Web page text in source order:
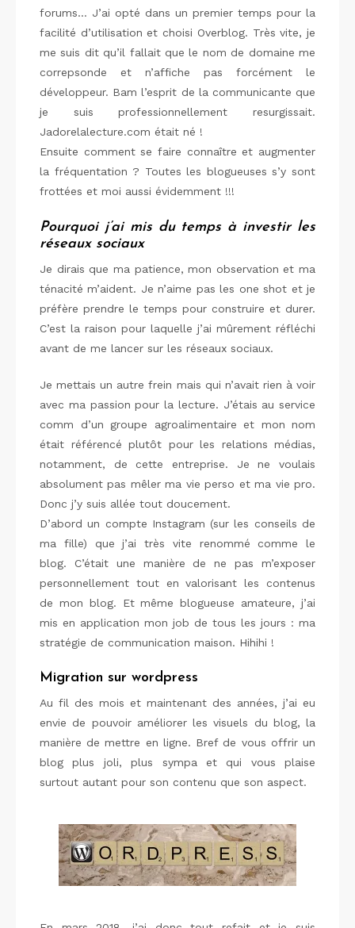
forums… J’ai opté dans un premier temps pour la
facilité d’utilisation et choisi Overblog. Très vite, je
me suis dit qu’il fallait que le nom de domaine me
correpsonde et n’affiche pas forcément le
développeur. Bam l’esprit de la communicante que
je suis professionnellement resurgissait.
Jadorelalecture.com était né !
Ensuite comment se faire connaître et augmenter
la fréquentation ? Toutes les blogueuses s’y sont
frottées et moi aussi évidemment !!!
Pourquoi j’ai mis du temps à investir les
réseaux sociaux
Je dirais que ma patience, mon observation et ma
ténacité m’aident. Je n’aime pas les one shot et je
préfère prendre le temps pour construire et durer.
C’est la raison pour laquelle j’ai mûrement réfléchi
avant de me lancer sur les réseaux sociaux.
Je mettais un autre frein mais qui n’avait rien à voir
avec ma passion pour la lecture. J’étais au service
comm d’un groupe agroalimentaire et mon nom
était référencé plutôt pour les relations médias,
notamment, de cette entreprise. Je ne voulais
absolument pas mêler ma vie perso et ma vie pro.
Donc j’y suis allée tout doucement.
D’abord un compte Instagram (sur les conseils de
ma fille) que j’ai très vite renommé comme le
blog. C’était une manière de ne pas m’exposer
personnellement tout en valorisant les contenus
de mon blog. Et même blogueuse amateure, j’ai
mis en application mon job de tous les jours : ma
stratégie de communication maison. Hihihi !
Migration sur wordpress
Au fil des mois et maintenant des années, j’ai eu
envie de pouvoir améliorer les visuels du blog, la
manière de mettre en ligne. Bref de vous offrir un
blog plus joli, plus sympa et qui vous plaise
surtout autant pour son contenu que son aspect.